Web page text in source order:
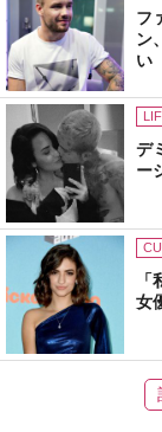
フ
ン
い
デ
ー
女